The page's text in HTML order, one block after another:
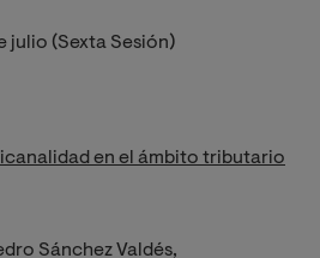
julio (Sexta Sesión)
en el ámbito tributario
Sánchez Valdés,